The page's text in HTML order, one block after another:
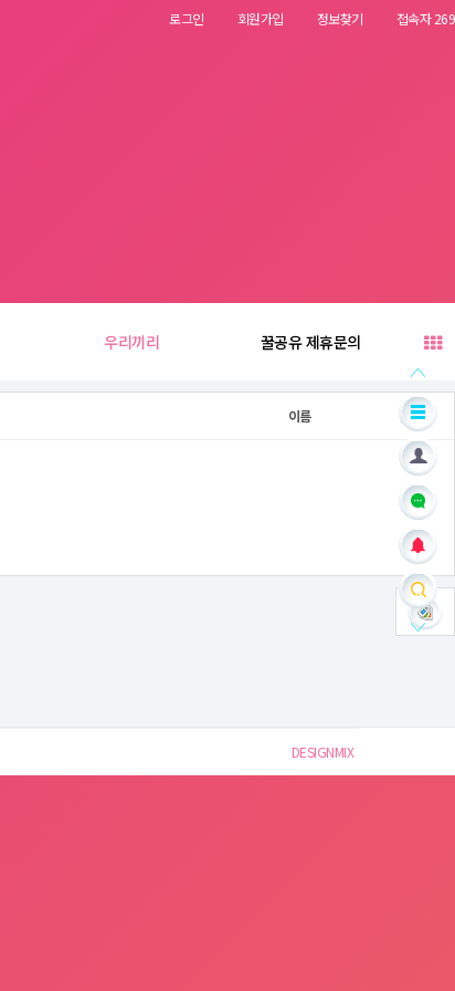
로그인 회원가입 정보찾기 접속자 269
우리끼리 꿀공유 제휴문의
이름 날짜
DESIGNMIX